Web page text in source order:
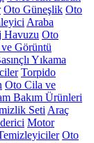
Oto Güneşlik Oto
Araba
Havuzu Oto
Görüntü
Yıkama
Torpido
Oto Cila ve
Bakım Ürünleri
Seti Araç
Motor
Oto